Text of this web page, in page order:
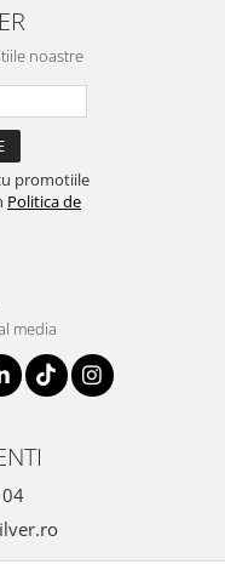
noastre
promotiile
Politica de
media